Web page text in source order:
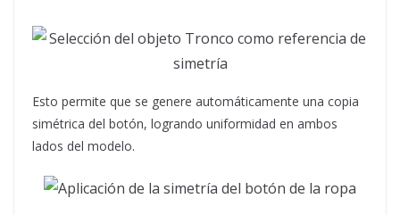
Esto permite que se genere automáticamente una copia
simétrica del botón, logrando uniformidad en ambos
lados del modelo.